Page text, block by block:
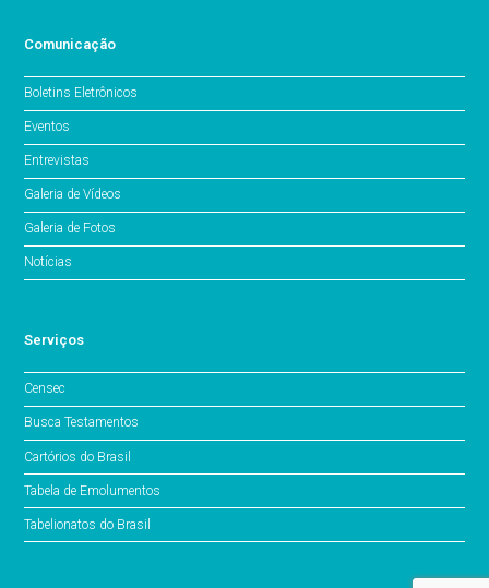
Comunicação
Boletins Eletrônicos
Eventos
Entrevistas
Galeria de Vídeos
Galeria de Fotos
Notícias
Serviços
Censec
Busca Testamentos
Cartórios do Brasil
Tabela de Emolumentos
Tabelionatos do Brasil